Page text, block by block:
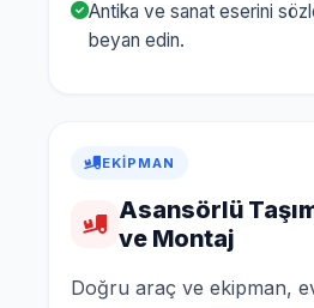
Antika ve sanat eserini
beyan edin.
EKIPMAN
Asansörlü
ve Montaj
Doğru araç ve ekipman,